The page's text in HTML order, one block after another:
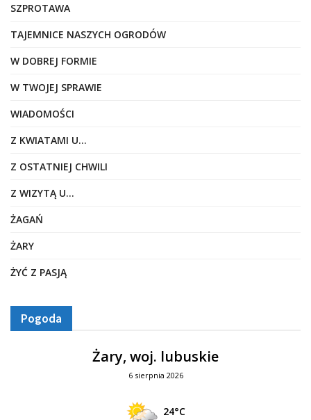
SZPROTAWA
TAJEMNICE NASZYCH OGRODÓW
W DOBREJ FORMIE
W TWOJEJ SPRAWIE
WIADOMOŚCI
Z KWIATAMI U…
Z OSTATNIEJ CHWILI
Z WIZYTĄ U…
ŻAGAŃ
ŻARY
ŻYĆ Z PASJĄ
Pogoda
Żary, woj. lubuskie
6 sierpnia 2026
24°C